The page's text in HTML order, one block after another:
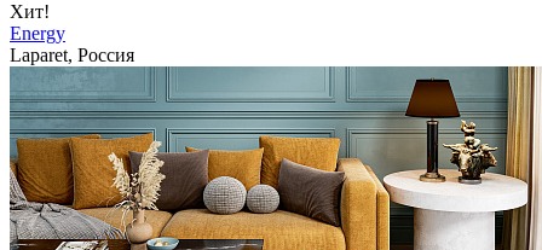
Хит!
Energy
Laparet, Россия